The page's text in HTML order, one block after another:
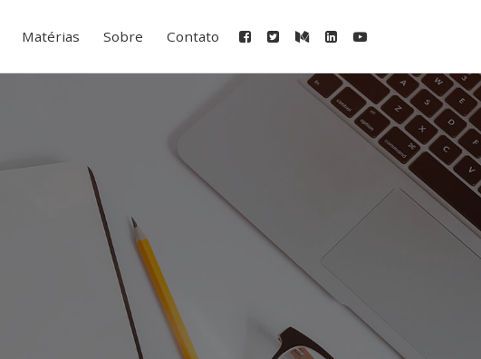
Matérias Sobre Contato